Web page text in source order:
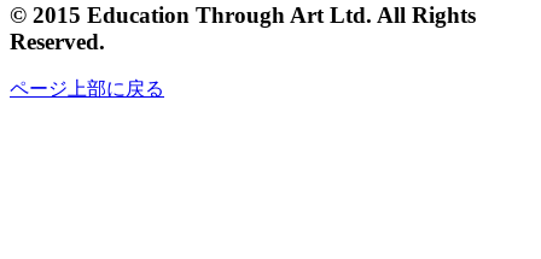
© 2015 Education Through Art Ltd. All Rights
Reserved.
ページ上部に戻る